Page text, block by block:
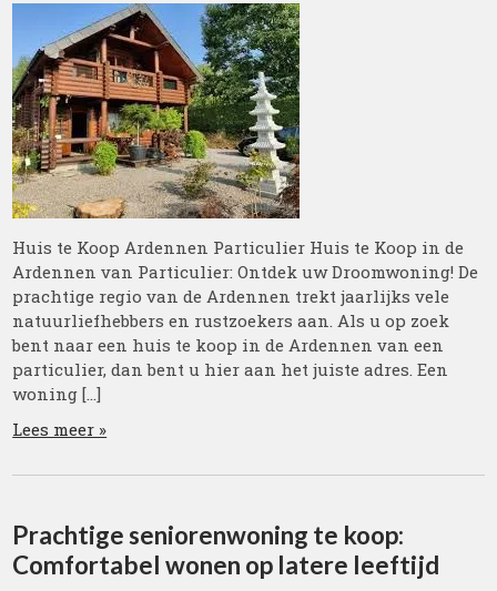
Huis te Koop Ardennen Particulier Huis te Koop in de
Ardennen van Particulier: Ontdek uw Droomwoning! De
prachtige regio van de Ardennen trekt jaarlijks vele
natuurliefhebbers en rustzoekers aan. Als u op zoek
bent naar een huis te koop in de Ardennen van een
particulier, dan bent u hier aan het juiste adres. Een
woning […]
Lees meer »
Prachtige seniorenwoning te koop:
Comfortabel wonen op latere leeftijd